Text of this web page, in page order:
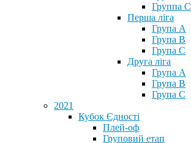
Группа C
Перша ліга
Група A
Група B
Група C
Друга ліга
Група A
Група B
Група C
2021
Кубок Єдності
Плей-оф
Груповий етап